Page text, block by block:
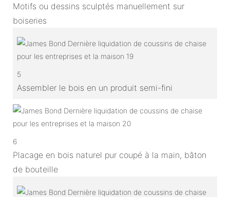
Motifs ou dessins sculptés manuellement sur
boiseries
5
Assembler le bois en un produit semi-fini
6
Placage en bois naturel pur coupé à la main, bâton
de bouteille